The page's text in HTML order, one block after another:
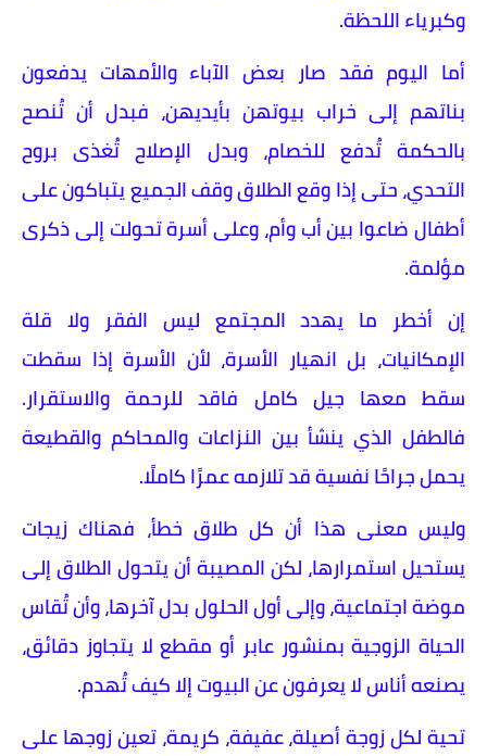
وكبرياء اللحظة.
أما اليوم فقد صار بعض الآباء والأمهات يدفعون
بناتهم إلى خراب بيوتهن بأيديهن، فبدل أن تُنصح
بالحكمة تُدفع للخصام، وبدل الإصلاح تُغذى بروح
التحدي، حتى إذا وقع الطلاق وقف الجميع يتباكون على
أطفال ضاعوا بين أب وأم، وعلى أسرة تحولت إلى ذكرى
مؤلمة.
إن أخطر ما يهدد المجتمع ليس الفقر ولا قلة
الإمكانيات، بل انهيار الأسرة، لأن الأسرة إذا سقطت
سقط معها جيل كامل فاقد للرحمة والاستقرار.
فالطفل الذي ينشأ بين النزاعات والمحاكم والقطيعة
يحمل جراحًا نفسية قد تلازمه عمرًا كاملًا.
وليس معنى هذا أن كل طلاق خطأ، فهناك زيجات
يستحيل استمرارها، لكن المصيبة أن يتحول الطلاق إلى
موضة اجتماعية، وإلى أول الحلول بدل آخرها، وأن تُقاس
الحياة الزوجية بمنشور عابر أو مقطع لا يتجاوز دقائق،
يصنعه أناس لا يعرفون عن البيوت إلا كيف تُهدم.
تحية لكل زوجة أصيلة، عفيفة، كريمة، تعين زوجها على